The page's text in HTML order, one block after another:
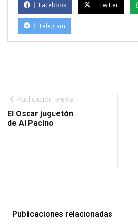
Facebook Twitter
Telegram
Publicación previa
El Oscar juguetón
de Al Pacino
Publicaciones relacionadas